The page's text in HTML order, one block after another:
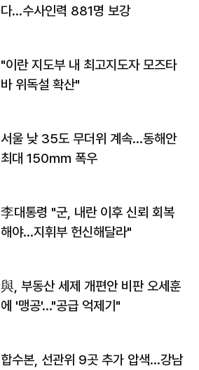
다…수사인력 881명 보강
"이란 지도부 내 최고지도자 모즈타
바 위독설 확산"
서울 낮 35도 무더위 계속…동해안
최대 150㎜ 폭우
李대통령 "군, 내란 이후 신뢰 회복
해야…지휘부 헌신해달라"
與, 부동산 세제 개편안 비판 오세훈
에 '맹공'…"공급 억제기"
합수본, 선관위 9곳 추가 압색…강남